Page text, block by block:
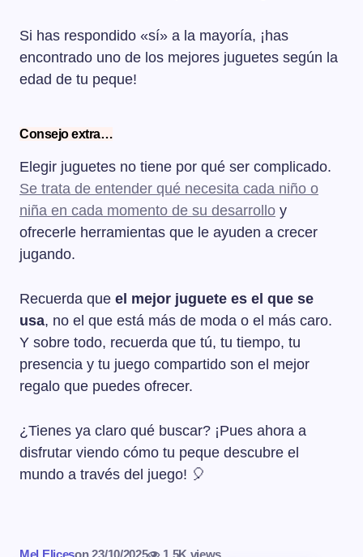
Si has respondido «sí» a la mayoría, ¡has
encontrado uno de los mejores juguetes según la
edad de tu peque!
Consejo extra…
Elegir juguetes no tiene por qué ser complicado.
Se trata de entender qué necesita cada niño o
niña en cada momento de su desarrollo y
ofrecerle herramientas que le ayuden a crecer
jugando.
Recuerda que el mejor juguete es el que se
usa, no el que está más de moda o el más caro.
Y sobre todo, recuerda que tú, tu tiempo, tu
presencia y tu juego compartido son el mejor
regalo que puedes ofrecer.
¿Tienes ya claro qué buscar? ¡Pues ahora a
disfrutar viendo cómo tu peque descubre el
mundo a través del juego! 🎈
Mel Eliceson 23/10/2025 1,5K views